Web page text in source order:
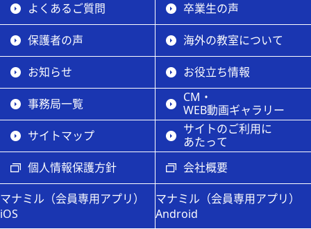
よくあるご質問 卒業生の声
保護者の声 海外の教室について
お知らせ お役立ち情報
事務局一覧
CM・
WEB動画ギャラリー
サイトマップ
サイトのご利用に
あたって
個人情報保護方針
会社概要
マナミル（会員専用アプリ）
iOS
マナミル（会員専用アプリ）
Android